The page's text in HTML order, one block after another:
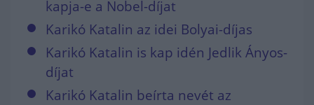
kapja-e a Nobel-díjat
Karikó Katalin az idei Bolyai-díjas
Karikó Katalin is kap idén Jedlik Ányos-
díjat
Karikó Katalin beírta nevét az